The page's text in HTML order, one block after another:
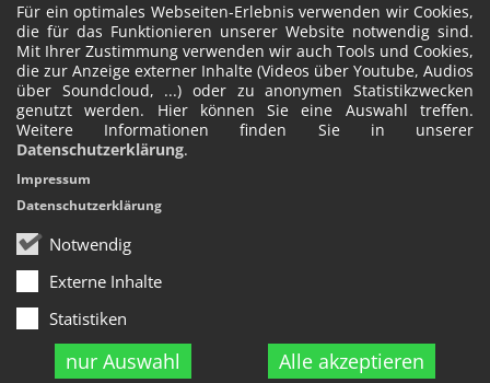
Für ein optimales Webseiten-Erlebnis verwenden wir Cookies,
die für das Funktionieren unserer Website notwendig sind.
Mit Ihrer Zustimmung verwenden wir auch Tools und Cookies,
die zur Anzeige externer Inhalte (Videos über Youtube, Audios
über Soundcloud, ...) oder zu anonymen Statistikzwecken
genutzt werden. Hier können Sie eine Auswahl treffen.
Weitere Informationen finden Sie in unserer
Datenschutzerklärung.
Notwendig
Externe Inhalte
Statistiken
nur Auswahl Alle akzeptieren
Impressum
Datenschutzerklärung